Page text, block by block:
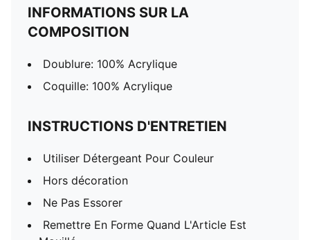
INFORMATIONS SUR LA
COMPOSITION
Doublure: 100% Acrylique
Coquille: 100% Acrylique
INSTRUCTIONS D'ENTRETIEN
Utiliser Détergeant Pour Couleur
Hors décoration
Ne Pas Essorer
Remettre En Forme Quand L'Article Est